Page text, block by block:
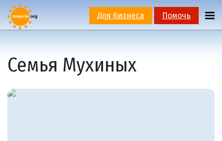
Для бизнеса Помочь
Семья Мухиных